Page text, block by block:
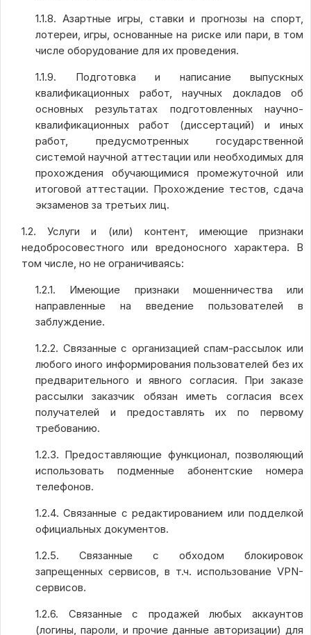
1.1.8. Азартные игры, ставки и прогнозы на спорт,
лотереи, игры, основанные на риске или пари, в том
числе оборудование для их проведения.
1.1.9. Подготовка и написание выпускных
квалификационных работ, научных докладов об
основных результатах подготовленных научно-
квалификационных работ (диссертаций) и иных
работ, предусмотренных государственной
системой научной аттестации или необходимых для
прохождения обучающимися промежуточной или
итоговой аттестации. Прохождение тестов, сдача
экзаменов за третьих лиц.
1.2. Услуги и (или) контент, имеющие признаки
недобросовестного или вредоносного характера. В
том числе, но не ограничиваясь:
1.2.1. Имеющие признаки мошенничества или
направленные на введение пользователей в
заблуждение.
1.2.2. Связанные с организацией спам-рассылок или
любого иного информирования пользователей без их
предварительного и явного согласия. При заказе
рассылки заказчик обязан иметь согласия всех
получателей и предоставлять их по первому
требованию.
1.2.3. Предоставляющие функционал, позволяющий
использовать подменные абонентские номера
телефонов.
1.2.4. Связанные с редактированием или подделкой
официальных документов.
1.2.5. Связанные с обходом блокировок
запрещенных сервисов, в т.ч. использование VPN-
сервисов.
1.2.6. Связанные с продажей любых аккаунтов
(логины, пароли, и прочие данные авторизации) для